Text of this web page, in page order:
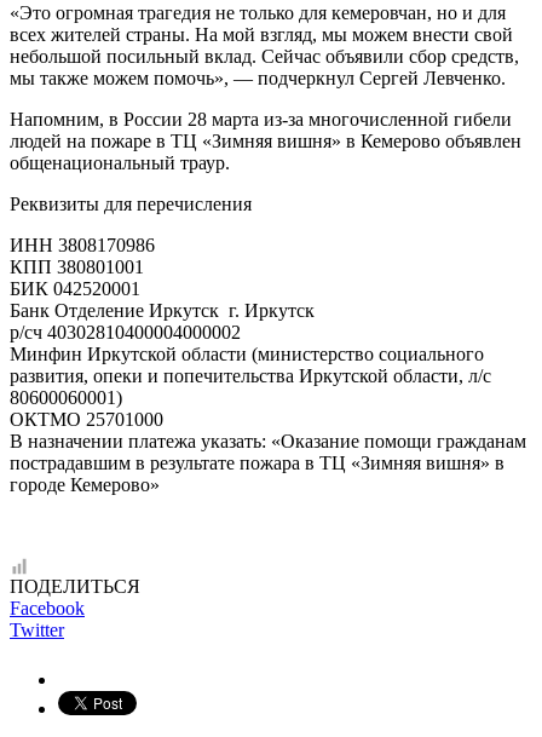
«Это огромная трагедия не только для кемеровчан, но и для
всех жителей страны. На мой взгляд, мы можем внести свой
небольшой посильный вклад. Сейчас объявили сбор средств,
мы также можем помочь», — подчеркнул Сергей Левченко.
Напомним, в России 28 марта из-за многочисленной гибели
людей на пожаре в ТЦ «Зимняя вишня» в Кемерово объявлен
общенациональный траур.
Реквизиты для перечисления
ИНН 3808170986
КПП 380801001
БИК 042520001
Банк Отделение Иркутск г. Иркутск
р/сч 40302810400004000002
Минфин Иркутской области (министерство социального
развития, опеки и попечительства Иркутской области, л/с
80600060001)
ОКТМО 25701000
В назначении платежа указать: «Оказание помощи гражданам
пострадавшим в результате пожара в ТЦ «Зимняя вишня» в
городе Кемерово»
ПОДЕЛИТЬСЯ
Facebook
Twitter